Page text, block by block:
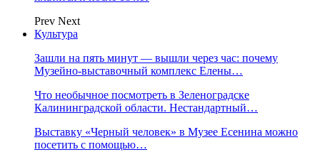
Prev Next
Культура
Зашли на пять минут — вышли через час: почему
Музейно-выставочный комплекс Елены…
Что необычное посмотреть в Зеленоградске
Калининградской области. Нестандартный…
Выставку «Черный человек» в Музее Есенина можно
посетить с помощью…